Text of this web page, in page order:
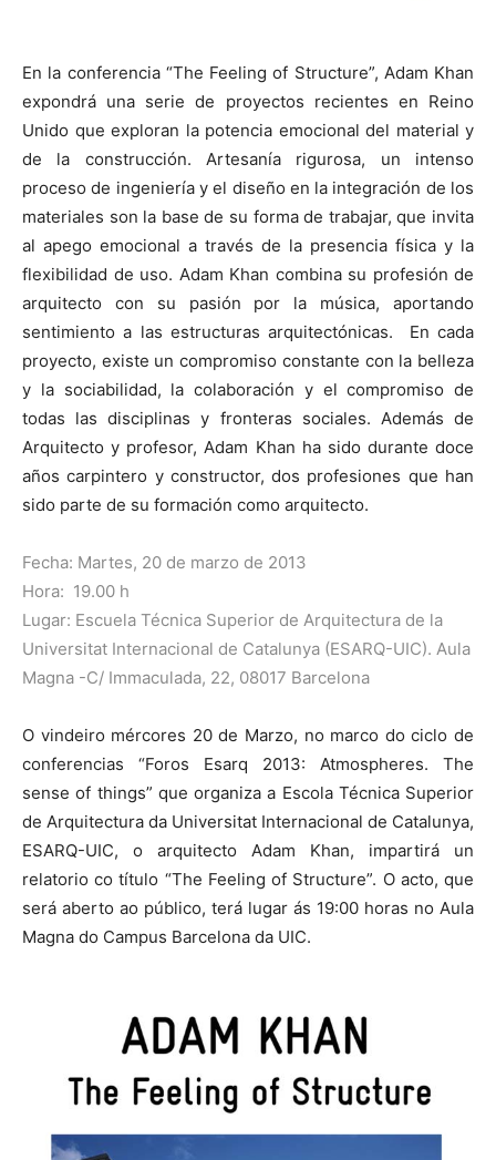
En la conferencia “The Feeling of Structure”, Adam Khan
expondrá una serie de proyectos recientes en Reino
Unido que exploran la potencia emocional del material y
de la construcción. Artesanía rigurosa, un intenso
proceso de ingeniería y el diseño en la integración de los
materiales son la base de su forma de trabajar, que invita
al apego emocional a través de la presencia física y la
flexibilidad de uso. Adam Khan combina su profesión de
arquitecto con su pasión por la música, aportando
sentimiento a las estructuras arquitectónicas. En cada
proyecto, existe un compromiso constante con la belleza
y la sociabilidad, la colaboración y el compromiso de
todas las disciplinas y fronteras sociales. Además de
Arquitecto y profesor, Adam Khan ha sido durante doce
años carpintero y constructor, dos profesiones que han
sido parte de su formación como arquitecto.
Fecha: Martes, 20 de marzo de 2013
Hora: 19.00 h
Lugar: Escuela Técnica Superior de Arquitectura de la
Universitat Internacional de Catalunya (ESARQ-UIC). Aula
Magna -C/ Immaculada, 22, 08017 Barcelona
O vindeiro mércores 20 de Marzo, no marco do ciclo de
conferencias “Foros Esarq 2013: Atmospheres. The
sense of things” que organiza a Escola Técnica Superior
de Arquitectura da Universitat Internacional de Catalunya,
ESARQ-UIC, o arquitecto Adam Khan, impartirá un
relatorio co título “The Feeling of Structure”. O acto, que
será aberto ao público, terá lugar ás 19:00 horas no Aula
Magna do Campus Barcelona da UIC.